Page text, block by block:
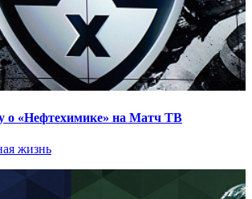
о «Нефтехимике» на Матч ТВ
жизнь